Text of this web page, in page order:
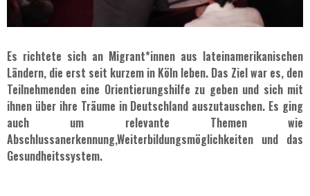
Es richtete sich an Migrant*innen aus lateinamerikanischen
Ländern, die erst seit kurzem in Köln leben. Das Ziel war es, den
Teilnehmenden eine Orientierungshilfe zu geben und sich mit
ihnen über ihre Träume in Deutschland auszutauschen. Es ging
auch um relevante Themen wie
Abschlussanerkennung,Weiterbildungsmöglichkeiten und das
Gesundheitssystem.